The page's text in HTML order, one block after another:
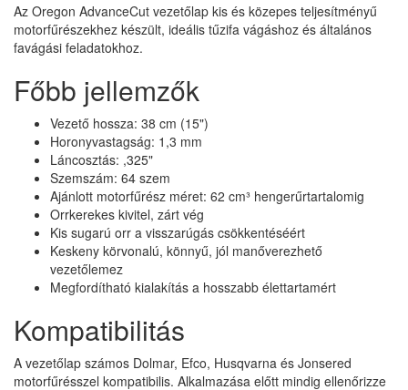
Az Oregon AdvanceCut vezetőlap kis és közepes teljesítményű
motorfűrészekhez készült, ideális tűzifa vágáshoz és általános
favágási feladatokhoz.
Főbb jellemzők
Vezető hossza: 38 cm (15")
Horonyvastagság: 1,3 mm
Láncosztás: ,325"
Szemszám: 64 szem
Ajánlott motorfűrész méret: 62 cm³ hengerűrtartalomig
Orrkerekes kivitel, zárt vég
Kis sugarú orr a visszarúgás csökkentéséért
Keskeny körvonalú, könnyű, jól manőverezhető
vezetőlemez
Megfordítható kialakítás a hosszabb élettartamért
Kompatibilitás
A vezetőlap számos Dolmar, Efco, Husqvarna és Jonsered
motorfűrésszel kompatibilis. Alkalmazása előtt mindig ellenőrizze